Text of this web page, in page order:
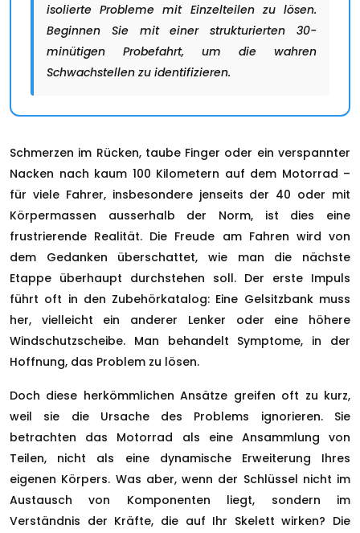
isolierte Probleme mit Einzelteilen zu lösen.
Beginnen Sie mit einer strukturierten 30-
minütigen Probefahrt, um die wahren
Schwachstellen zu identifizieren.
Schmerzen im Rücken, taube Finger oder ein verspannter
Nacken nach kaum 100 Kilometern auf dem Motorrad –
für viele Fahrer, insbesondere jenseits der 40 oder mit
Körpermassen ausserhalb der Norm, ist dies eine
frustrierende Realität. Die Freude am Fahren wird von
dem Gedanken überschattet, wie man die nächste
Etappe überhaupt durchstehen soll. Der erste Impuls
führt oft in den Zubehörkatalog: Eine Gelsitzbank muss
her, vielleicht ein anderer Lenker oder eine höhere
Windschutzscheibe. Man behandelt Symptome, in der
Hoffnung, das Problem zu lösen.
Doch diese herkömmlichen Ansätze greifen oft zu kurz,
weil sie die Ursache des Problems ignorieren. Sie
betrachten das Motorrad als eine Ansammlung von
Teilen, nicht als eine dynamische Erweiterung Ihres
eigenen Körpers. Was aber, wenn der Schlüssel nicht im
Austausch von Komponenten liegt, sondern im
Verständnis der Kräfte, die auf Ihr Skelett wirken? Die